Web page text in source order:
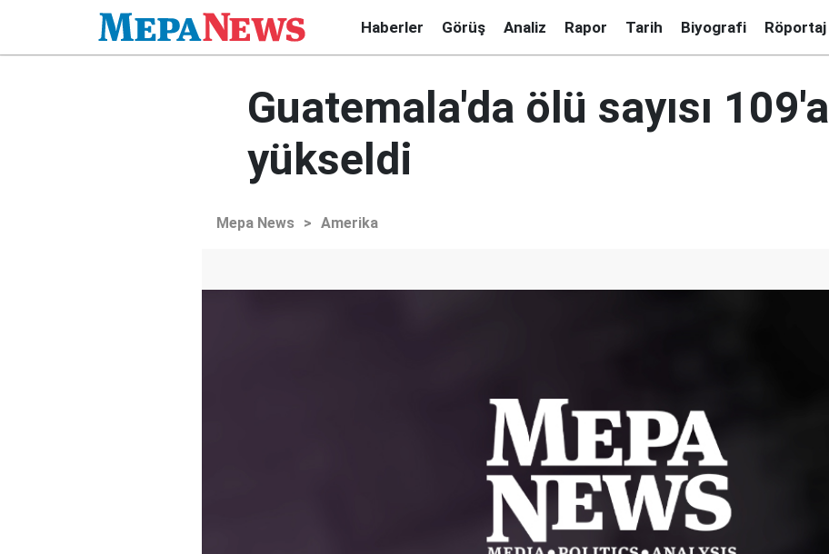
Haberler Görüş Analiz Rapor Tarih Biyografi Röportaj
Guatemala'da ölü sayısı 109'a
yükseldi
Mepa News > Amerika